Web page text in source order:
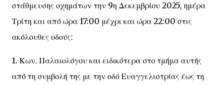
στάθμευσης οχημάτων την 9η Δεκεμβρίου 2025, ημέρα
Τρίτη και από ώρα 17:00 μέχρι και ώρα 22:00 στις
ακόλουθες οδούς:
1. Κων. Παλαιολόγου και ειδικότερα στο τμήμα αυτής
από τη συμβολή της με την οδό Ευαγγελιστρίας έως τη